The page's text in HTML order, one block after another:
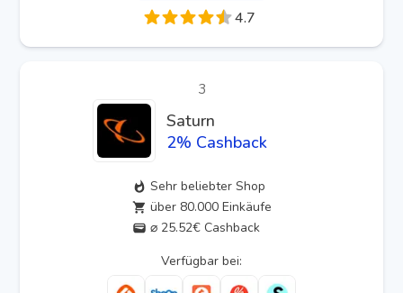
4.7
3
Saturn
2% Cashback
Sehr beliebter Shop
über 80.000 Einkäufe
⌀ 25.52€ Cashback
Verfügbar bei: